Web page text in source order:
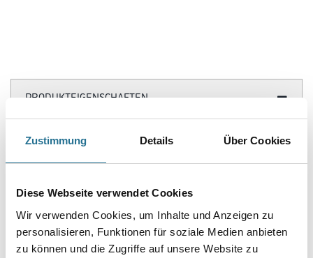
Zustimmung Details Über Cookies
Diese Webseite verwendet Cookies
Wir verwenden Cookies, um Inhalte und Anzeigen zu
personalisieren, Funktionen für soziale Medien anbieten
zu können und die Zugriffe auf unsere Website zu
PRODUKTEIGENSCHAFTEN
GEFAHRENHINWEISE
DATENBLÄTTER